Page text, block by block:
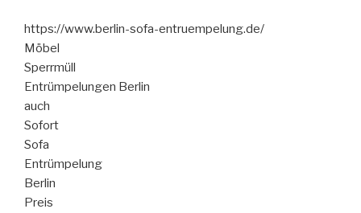
https://www.berlin-sofa-entruempelung.de/
Möbel
Sperrmüll
Entrümpelungen Berlin
auch
Sofort
Sofa
Entrümpelung
Berlin
Preis